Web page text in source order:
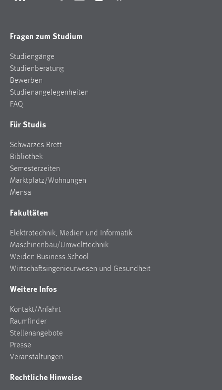
Fragen zum Studium
Studiengänge
Studienberatung
Bewerben
Studienangelegenheiten
FAQ
Für Studis
Schwarzes Brett
Bibliothek
Semesterzeiten
Marktplatz/Wohnungen
Mensa
Fakultäten
Elektrotechnik, Medien und Informatik
Maschinenbau/Umwelttechnik
Weiden Business School
Wirtschaftsingenieurwesen und Gesundheit
Weitere Infos
Kontakt/Anfahrt
Raumfinder
Stellenangebote
Presse
Veranstaltungen
Rechtliche Hinweise